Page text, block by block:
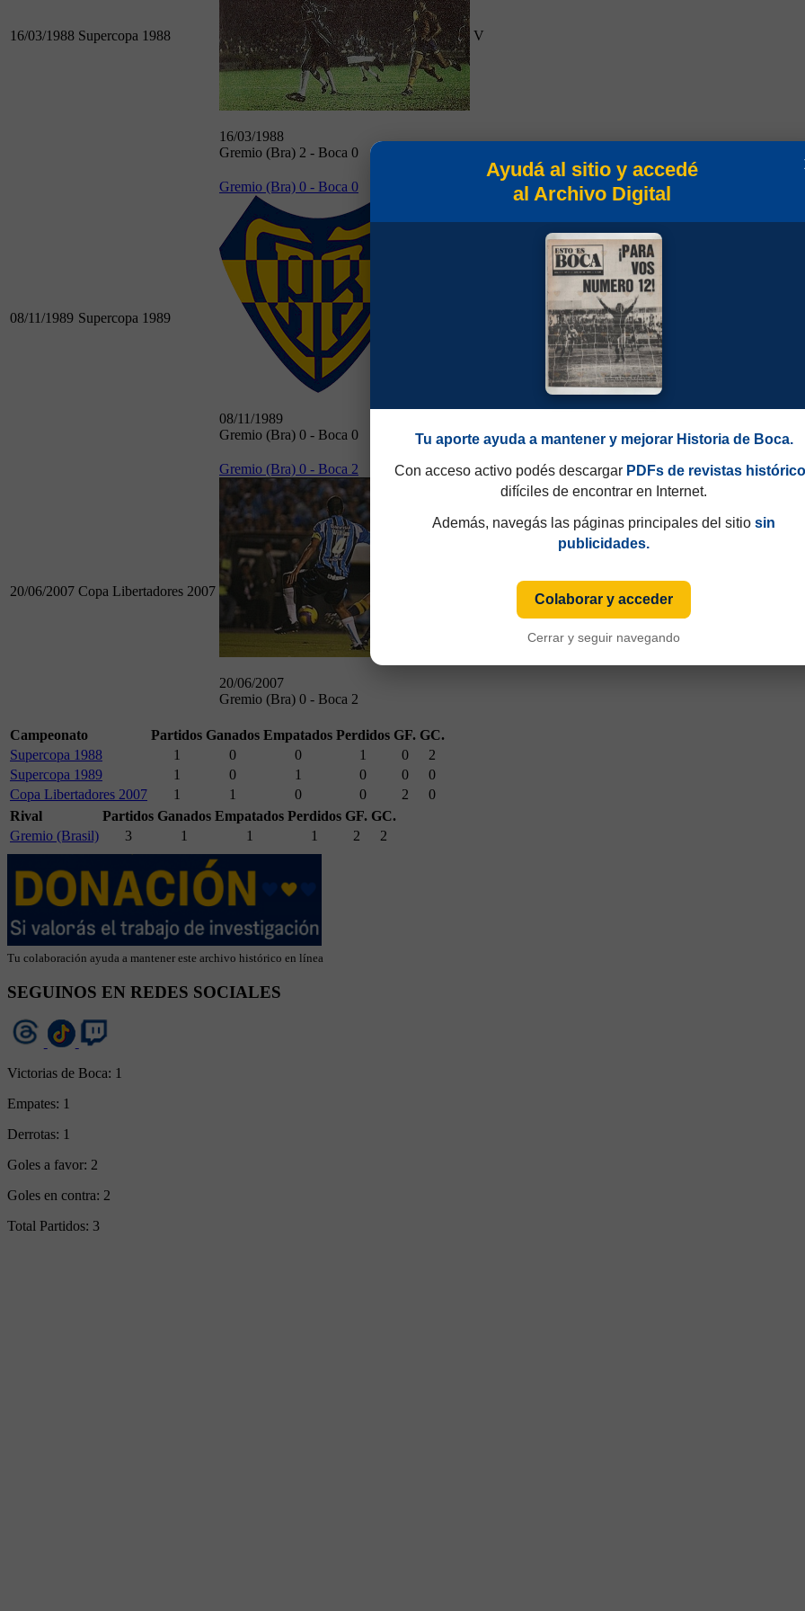
16/03/1988 Supercopa 1988
16/03/1988
Gremio (Bra) 2 - Boca 0
V
08/11/1989 Supercopa 1989
Gremio (Bra) 0 - Boca 0
08/11/1989
Gremio (Bra) 0 - Boca 0
20/06/2007 Copa Libertadores 2007
Gremio (Bra) 0 - Boca 2
20/06/2007
Gremio (Bra) 0 - Boca 2
Campeonato Partidos Ganados Empatados Perdidos GF. GC.
Supercopa 1988
1 0 0 1 0
2
Supercopa 1989
1 0 1 0 0
0
Copa Libertadores 2007
1 1 0 0 2
0
Rival
Partidos Ganados Empatados Perdidos GF. GC.
Gremio (Brasil)
3 1 1 1 2 2
Tu colaboración ayuda a mantener este archivo histórico en línea
SEGUINOS EN REDES SOCIALES
Victorias de Boca: 1
Empates: 1
Derrotas: 1
Goles a favor: 2
Goles en contra: 2
Total Partidos: 3
Ayudá al sitio y accedé
al Archivo Digital
Tu aporte ayuda a mantener y mejorar Historia de Boca.
Con acceso activo podés descargar PDFs de revistas
difíciles de encontrar en Internet.
Además, navegás las páginas principales del sitio sin
publicidades.
Colaborar y acceder
Cerrar y seguir navegando